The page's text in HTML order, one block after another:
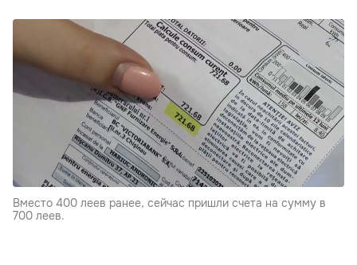
Вместо 400 леев ранее, сейчас пришли счета на сумму в
700 леев.